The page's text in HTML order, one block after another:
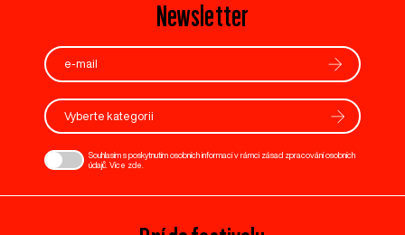
Newsletter
Vyberte kategorii
Souhlasím s poskytnutím osobních informací v rámci zásad zpracování osobních
údajů. Více zde